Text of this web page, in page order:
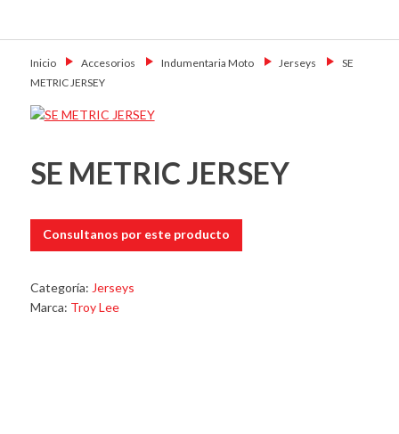
Motoshop
Ezeiza
Inicio→ Accesorios → Indumentaria Moto→ Jerseys →
SE
METRIC JERSEY
SE METRIC JERSEY
Consultanos por este producto
Categoría: Jerseys
Marca: Troy Lee